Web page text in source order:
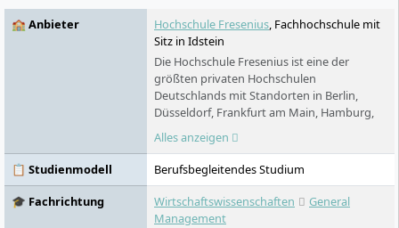
🏫 Anbieter Hochschule Fresenius, Fachhochschule mit
Sitz in Idstein
Die Hochschule Fresenius ist eine der
größten privaten Hochschulen
Deutschlands mit Standorten in Berlin,
Düsseldorf, Frankfurt am Main, Hamburg,
Idstein, Köln, München und Wiesbaden. In
den Bereichen Chemie & Biologie,
Wirtschaft & Medien, Gesundheit & Soziales
und Design bietet sie praxisorientierte
Bachelor- und Masterstudiengänge sowie
Aus- und Weiterbildungen an. Ein Studium
Alles anzeigen
📋 Studienmodell
Berufsbegleitendes Studium
🎓 Fachrichtung
Wirtschaftswissenschaften
General
Management